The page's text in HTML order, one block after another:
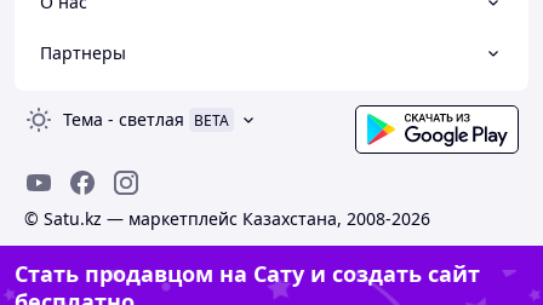
Партнеры
Тема - светлая BETA
© Satu.kz — маркетплейс Казахстана, 2008-2026
Стать продавцом на Сату и создать сайт